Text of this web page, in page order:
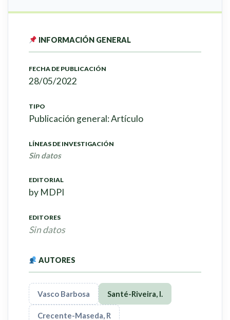
INFORMACIÓN GENERAL
FECHA DE PUBLICACIÓN
28/05/2022
TIPO
Publicación general: Artículo
LÍNEAS DE INVESTIGACIÓN
Sin datos
EDITORIAL
by MDPI
EDITORES
Sin datos
AUTORES
Vasco Barbosa Santé-Riveira, I.
Crecente-Maseda, R